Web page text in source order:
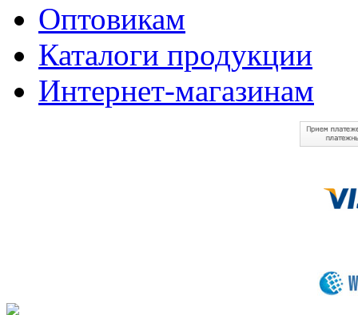
Оптовикам
Каталоги продукции
Интернет-магазинам